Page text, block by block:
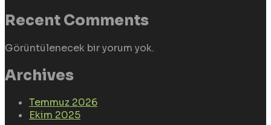
Recent Comments
Görüntülenecek bir yorum yok.
Archives
Temmuz 2026
Ekim 2025